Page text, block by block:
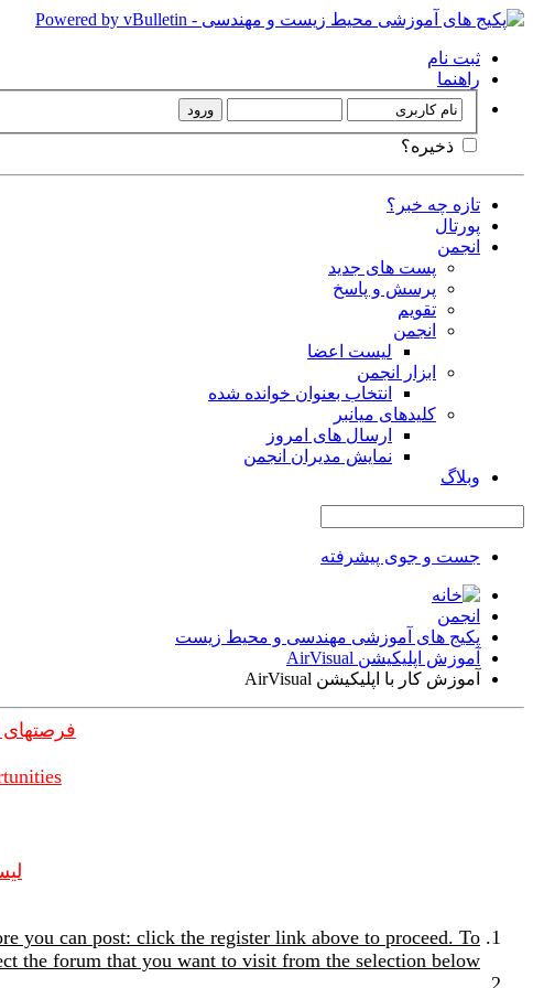
ثبت نام
راهنما
ذخیره؟
تازه چه خبر؟
پورتال
انجمن
پست های جدید
پرسش و پاسخ
تقویم
انجمن
لیست اعضا
ابزار انجمن
انتخاب بعنوان خوانده شده
کلیدهای میانبر
ارسال های امروز
نمایش مدیران انجمن
وبلاگ
جست و جوی پیشرفته
انجمن
پکیج های آموزشی مهندسی و محیط زیست
آموزش اپلیکیشن AirVisual
آموزش کار با اپلیکیشن AirVisual
you can post: click the register link above to proceed. To
the forum that you want to visit from the selection below.